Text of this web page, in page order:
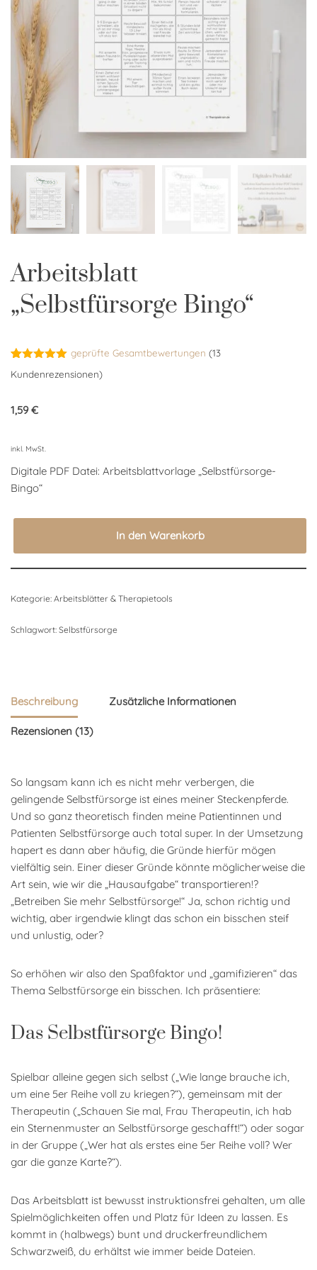
Arbeitsblatt
„Selbstfürsorge Bingo“
Bewertet
mit4.92
auf
13
geprüfte Gesamtbewertungen (13
Kundenrezensionen)
1,59€
inkl. MwSt.
Digitale PDF Datei: Arbeitsblattvorlage „Selbstfürsorge-
Bingo“
In den Warenkorb
Kategorie: Arbeitsblätter & Therapietools
Schlagwort: Selbstfürsorge
Beschreibung Zusätzliche Informationen
Rezensionen (13)
So langsam kann ich es nicht mehr verbergen, die
gelingende Selbstfürsorge ist eines meiner Steckenpferde.
Und so ganz theoretisch finden meine Patientinnen und
Patienten Selbstfürsorge auch total super. In der Umsetzung
hapert es dann aber häufig, die Gründe hierfür mögen
vielfältig sein. Einer dieser Gründe könnte möglicherweise die
Art sein, wie wir die „Hausaufgabe“ transportieren!?
„Betreiben Sie mehr Selbstfürsorge!“ Ja, schon richtig und
wichtig, aber irgendwie klingt das schon ein bisschen steif
und unlustig, oder?
So erhöhen wir also den Spaßfaktor und „gamifizieren“ das
Thema Selbstfürsorge ein bisschen. Ich präsentiere:
Das Selbstfürsorge Bingo!
Spielbar alleine gegen sich selbst („Wie lange brauche ich,
um eine 5er Reihe voll zu kriegen?“), gemeinsam mit der
Therapeutin („Schauen Sie mal, Frau Therapeutin, ich hab
ein Sternenmuster an Selbstfürsorge geschafft!“) oder sogar
in der Gruppe („Wer hat als erstes eine 5er Reihe voll? Wer
gar die ganze Karte?“).
Das Arbeitsblatt ist bewusst instruktionsfrei gehalten, um alle
Spielmöglichkeiten offen und Platz für Ideen zu lassen. Es
kommt in (halbwegs) bunt und druckerfreundlichem
Schwarzweiß, du erhältst wie immer beide Dateien.